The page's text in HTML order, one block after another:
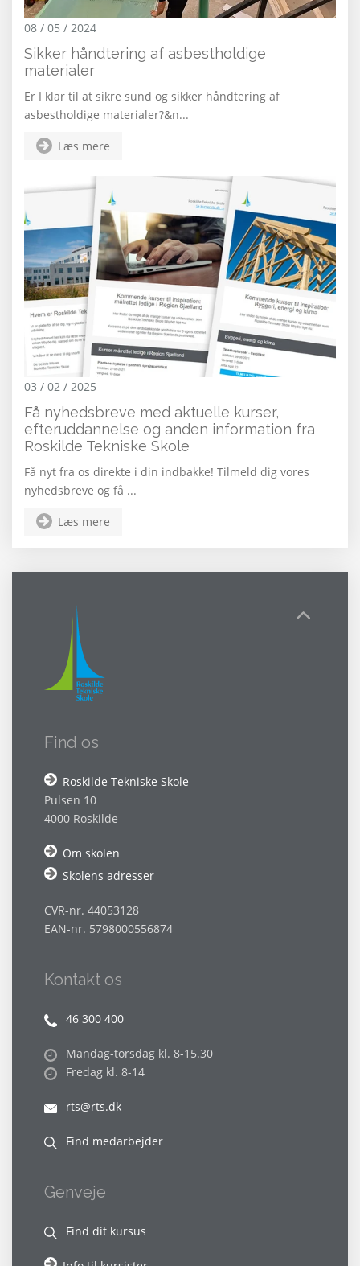
08 / 05 / 2024
Sikker håndtering af asbestholdige
materialer
Er I klar til at sikre sund og sikker håndtering af
asbestholdige materialer?&n...
Læs mere
03 / 02 / 2025
Få nyhedsbreve med aktuelle kurser,
efteruddannelse og anden information fra
Roskilde Tekniske Skole
Få nyt fra os direkte i din indbakke! Tilmeld dig vores
nyhedsbreve og få ...
Læs mere
Find os
Roskilde Tekniske Skole
Pulsen 10
4000 Roskilde
Om skolen
Skolens adresser
CVR-nr. 44053128
EAN-nr. 5798000556874
Kontakt os
46 300 400
Mandag-torsdag kl. 8-15.30
Fredag kl. 8-14
rts@rts.dk
Find medarbejder
Genveje
Find dit kursus